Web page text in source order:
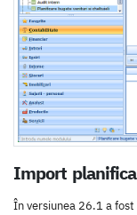
Import
În versiunea 26.1 a